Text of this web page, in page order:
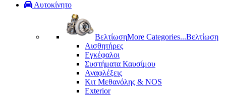
Αυτοκίνητο
ΒελτίωσηMore Categories...Βελτίωση
Αισθητήρες
Εγκέφαλοι
Συστήματα Καυσίμου
Αναφλέξεις
Κιτ Μεθανόλης & ΝΟS
Exterior